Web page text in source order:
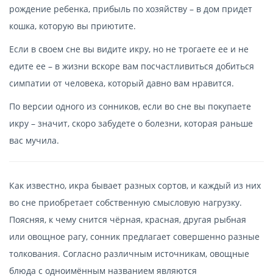
рождение ребенка, прибыль по хозяйству – в дом придет
кошка, которую вы приютите.
Если в своем сне вы видите икру, но не трогаете ее и не
едите ее – в жизни вскоре вам посчастливиться добиться
симпатии от человека, который давно вам нравится.
По версии одного из сонников, если во сне вы покупаете
икру – значит, скоро забудете о болезни, которая раньше
вас мучила.
Как известно, икра бывает разных сортов, и каждый из них
во сне приобретает собственную смысловую нагрузку.
Поясняя, к чему снится чёрная, красная, другая рыбная
или овощное рагу, сонник предлагает совершенно разные
толкования. Согласно различным источникам, овощные
блюда с одноимённым названием являются